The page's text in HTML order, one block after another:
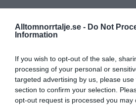
Alltomnorrtalje.se - Do Not
Information
If you wish to opt-out of the sale,
processing of your personal or
targeted advertising by us, please
section to confirm your selection.
opt-out request is processed you may